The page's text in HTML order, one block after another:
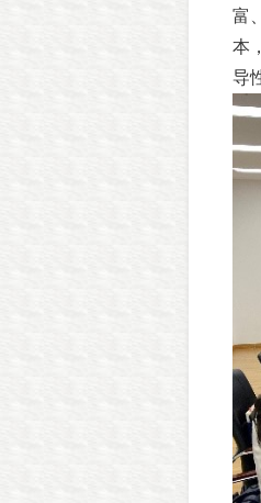
富
本
导